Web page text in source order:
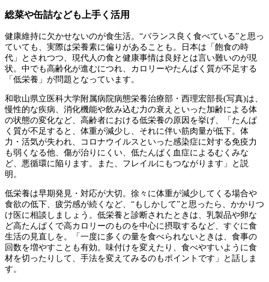
総菜や缶詰なども上手く活用
健康維持に欠かせないのが食生活。“バランス良く食べている”と思っ
ていても、実際は栄養素に偏りがあることも。日本は「飽食の時
代」とされつつ、現代人の食と健康事情は良好とは言い難いのが現
状。中でも高齢化が進むにつれ、カロリーやたんぱく質が不足する
「低栄養」が問題となっています。
和歌山県立医科大学附属病院病態栄養治療部・西理宏部長(写真)は、
慢性的な疾病、消化機能や飲み込む力の衰えといった加齢による体
の状態の変化など、高齢者における低栄養の原因を挙げ、「たんぱ
く質が不足すると、体重が減少し、それに伴い筋肉量が低下。体
力・活気が失われ、コロナウイルスといった感染症に対する免疫力
も弱くなる他、傷が治りにくい、低たんぱく血症によるむくみな
ど、悪循環に陥ります。また、フレイルにもつながります」と説
明。
低栄養は早期発見・対応が大切。徐々に体重が減少してくる場合や
食欲の低下、疲労感が続くなど、“もしかして”と思ったら、かかりつ
け医に相談しましょう。低栄養と診断されたときは、乳製品や卵な
ど高たんぱくで高カロリーのものを中心に摂取するなど、すぐに食
生活の見直しを。「一度に多くの量を食べられないときは、食事の
回数を増やすことも有効。味付けを変えたり、食べやすいように食
材を切ったりして、手法を変えてみるのもポイントです」と話しま
す。